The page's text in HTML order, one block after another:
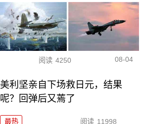
阅读 4250 08-04
美利坚亲自下场救日元，结果
呢？回弹后又蔫了
最热 阅读 11998